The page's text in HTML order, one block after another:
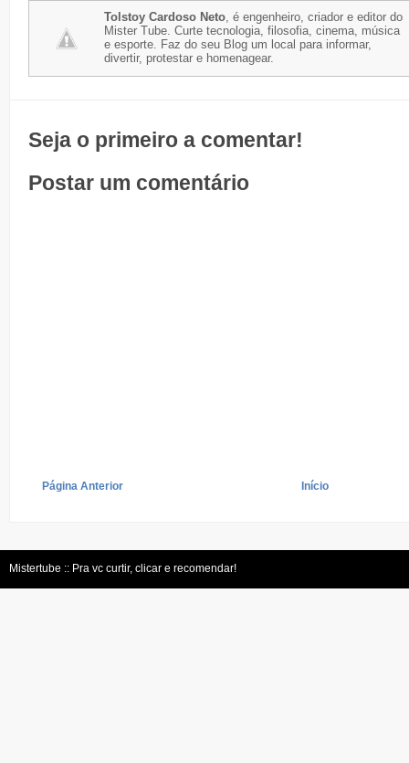
Tolstoy Cardoso Neto, é engenheiro, criador e editor do
Mister Tube. Curte tecnologia, filosofia, cinema, música
e esporte. Faz do seu Blog um local para informar,
divertir, protestar e homenagear.
Seja o primeiro a comentar!
Postar um comentário
Página Anterior Início
Mistertube :: Pra vc curtir, clicar e recomendar!